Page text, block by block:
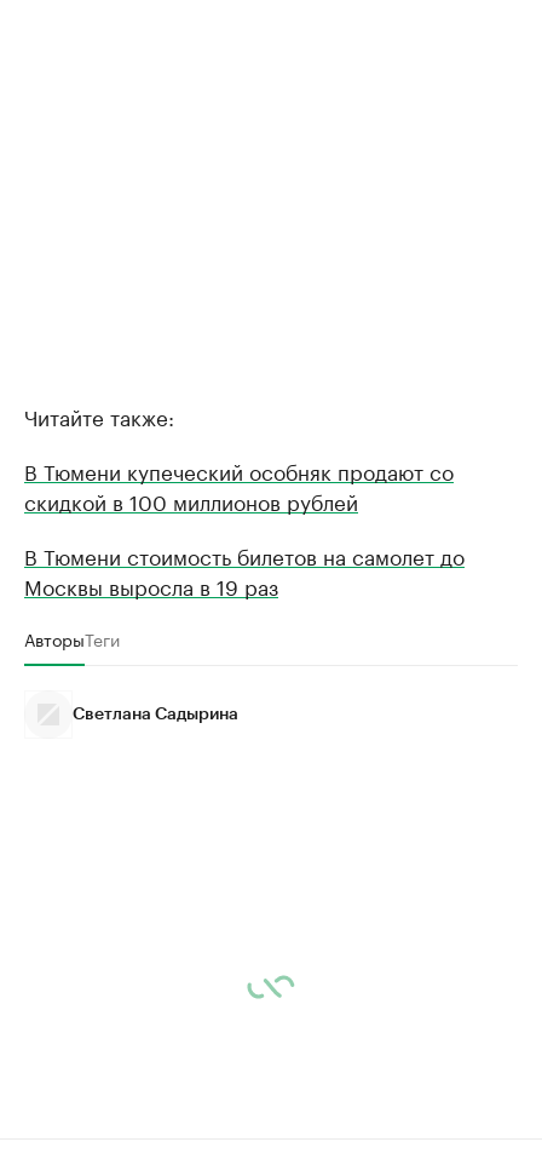
Читайте также:
В Тюмени купеческий особняк продают со
скидкой в 100 миллионов рублей
В Тюмени стоимость билетов на самолет до
Москвы выросла в 19 раз
АвторыТеги
Светлана Садырина